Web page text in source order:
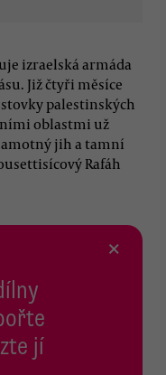
izraelská armáda
Již čtyři měsíce
palestinských
oblastmi už
jih a tamní
Rafáh
jí
×